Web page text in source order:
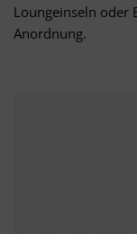
Loungeinseln oder
Anordnung.